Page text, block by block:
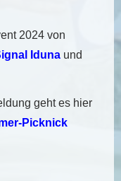
2024 von
Iduna und
geht es hier
Picknick